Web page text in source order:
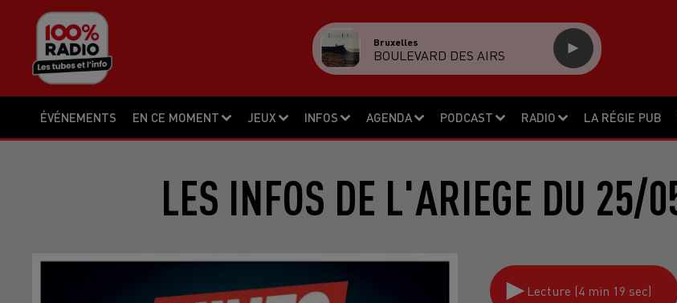
ÉVÉNEMENTS EN CE MOMENT JEUX INFOS AGENDA PODCAST RADIO LA RÉGIE PUB
Bruxelles
BOULEVARD DES AIRS
LES INFOS DE L'ARIEGE DU
Lecture (4 min 19 sec)